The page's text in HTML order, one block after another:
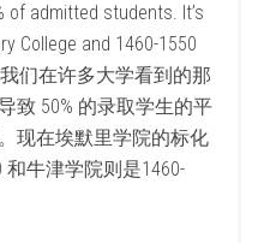
of admitted students. It’s
College and 1460-1550
我们在许多大学看到的那
致 50% 的录取学生的平
现在埃默里学院的标化
和牛津学院则是1460-